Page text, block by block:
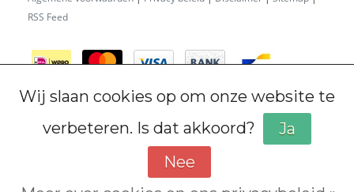
RSS Feed
Wij slaan cookies op om onze website te
verbeteren. Is dat akkoord?
Ja
Nee